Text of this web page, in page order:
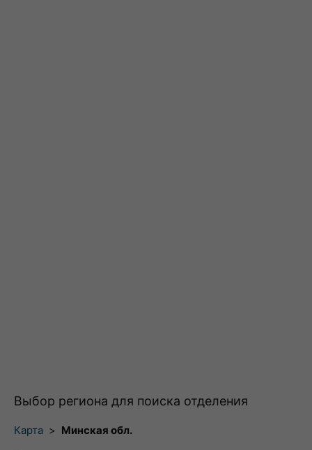
Выбор региона для поиска отделения
Карта > Минская обл.